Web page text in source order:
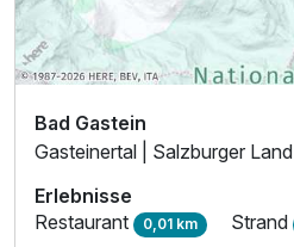
Bad Gastein
Gasteinertal | Salzburger Land
Erlebnisse
Restaurant 0,01 km Strand